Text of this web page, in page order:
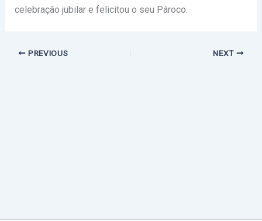
celebração jubilar e felicitou o seu Pároco.
PREVIOUS NEXT